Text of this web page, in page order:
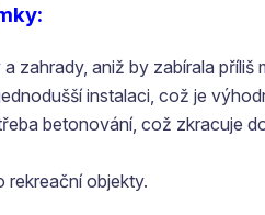
zahrady, aniž by zabírala příliš
instalaci, což je
betonování, což zkracuje
rekreační objekty.